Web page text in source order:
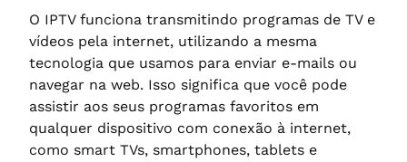
O IPTV funciona transmitindo programas de TV e
vídeos pela internet, utilizando a mesma
tecnologia que usamos para enviar e-mails ou
navegar na web. Isso significa que você pode
assistir aos seus programas favoritos em
qualquer dispositivo com conexão à internet,
como smart TVs, smartphones, tablets e